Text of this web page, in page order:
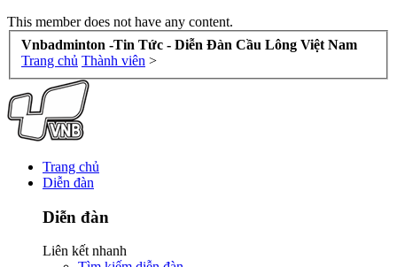
This member does not have any content.
Vnbadminton -Tin Tức - Diễn Đàn Cầu Lông Việt Nam
Trang chủ Thành viên >
Trang chủ
Diễn đàn
Diễn đàn
Liên kết nhanh